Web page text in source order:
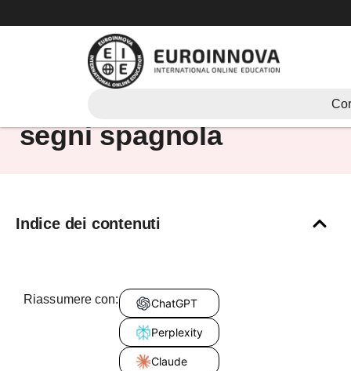
al
Corsi di lingua dei
segni spagnola
Indice dei contenuti
Riassumere con: ChatGPT
Perplexity
Claude